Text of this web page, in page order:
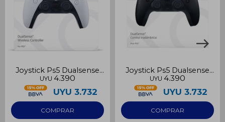
Joystick Ps5 Dualsense
blanco
UYU 4.390
UYU 3.732
Joystick Ps5 Dualsense
negro
UYU 4.390
UYU 3.732